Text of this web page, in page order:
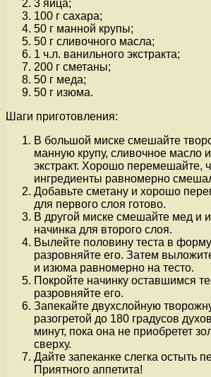
3 яйца;
100 г сахара;
50 г манной крупы;
50 г сливочного масла;
1 ч.л. ванильного экстракта;
200 г сметаны;
50 г меда;
50 г изюма.
Шаги приготовления:
В большой миске смешайте
манную крупу, сливочное масло
экстракт. Хорошо перемешайте,
ингредиенты равномерно
Добавьте сметану и хорошо
для первого слоя готово.
В другой миске смешайте мед и
начинка для второго слоя.
Вылейте половину теста в
разровняйте его. Затем
и изюма равномерно на тесто.
Покройте начинку оставшимся
разровняйте его.
Запекайте двухслойную
разогретой до 180 градусов
минут, пока она не приобретет
сверху.
Дайте запеканке слегка остыть
Приятного аппетита!